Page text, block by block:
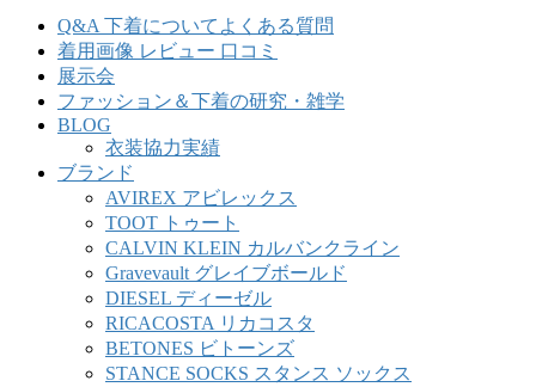
Q&A 下着についてよくある質問
着用画像 レビュー 口コミ
展示会
ファッション＆下着の研究・雑学
BLOG
衣装協力実績
ブランド
AVIREX アビレックス
TOOT トゥート
CALVIN KLEIN カルバンクライン
Gravevault グレイブボールド
DIESEL ディーゼル
RICACOSTA リカコスタ
BETONES ビトーンズ
STANCE SOCKS スタンス ソックス